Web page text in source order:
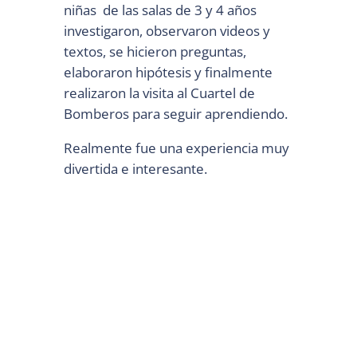
niñas de las salas de 3 y 4 años
investigaron, observaron videos y
textos, se hicieron preguntas,
elaboraron hipótesis y finalmente
realizaron la visita al Cuartel de
Bomberos para seguir aprendiendo.
Realmente fue una experiencia muy
divertida e interesante.